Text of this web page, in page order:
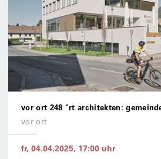
vor ort 248 "rt architekten:
vor ort
fr, 04.04.2025, 17:00 uhr